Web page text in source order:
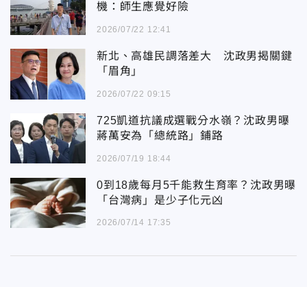
機：師生應覺好險
2026/07/22 12:41
新北、高雄民調落差大 沈政男揭關鍵
「眉角」
2026/07/22 09:15
725凱道抗議成選戰分水嶺？沈政男曝
蔣萬安為「總統路」鋪路
2026/07/19 18:44
0到18歲每月5千能救生育率？沈政男曝
「台灣病」是少子化元凶
2026/07/14 17:35